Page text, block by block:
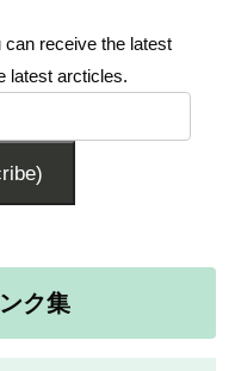
receive the latest
latest arcticles.
ク集